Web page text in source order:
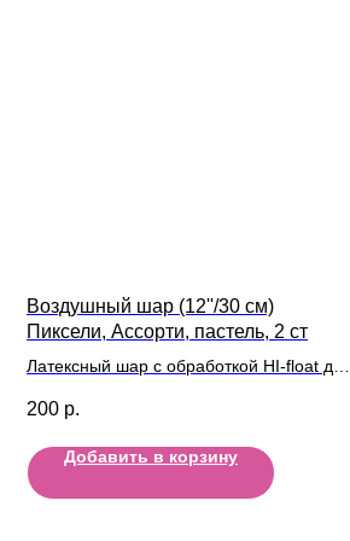
Воздушный шар (12''/30 см)
Пиксели, Ассорти, пастель, 2 ст
Латексный шар с обработкой HI-float для
200 р.
Добавить в корзину